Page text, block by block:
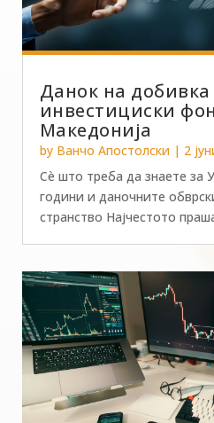
Данок на добивка
инвестициски
Македонија
by Ванчо Апостолски| 2
Сè што треба да знаете за
години и даночните
странство Најчестото